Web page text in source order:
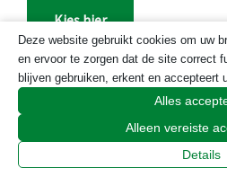
Kies hier
Zoek
deze
website
Deze website gebruikt cookies om uw
en ervoor te zorgen dat de site correct
blijven gebruiken, erkent en accepteert
Alles
Alleen vereiste
Details